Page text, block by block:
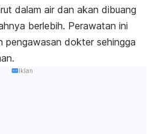
dalam air dan akan dibuang
berlebih. Perawatan ini
pengawasan dokter sehingga
Iklan